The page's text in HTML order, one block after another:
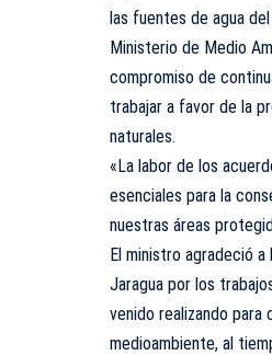
las fuentes de agua
Ministerio de Medio
compromiso de
trabajar a favor de la
naturales.
«La labor de los
esenciales para la
nuestras áreas
El ministro agradeció
Jaragua por los
venido realizando
medioambiente, al